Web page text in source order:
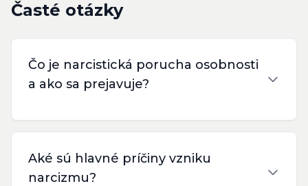
Časté otázky
Čo je narcistická porucha osobnosti
a ako sa prejavuje?
Aké sú hlavné príčiny vzniku
narcizmu?